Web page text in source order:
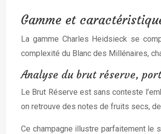
Gamme et
La gamme Charles Heidsieck se
complexité du Blanc des Millénaires,
Analyse du brut réserve,
Le Brut Réserve est sans conteste
on retrouve des notes de fruits secs,
Ce champagne illustre parfaitement le